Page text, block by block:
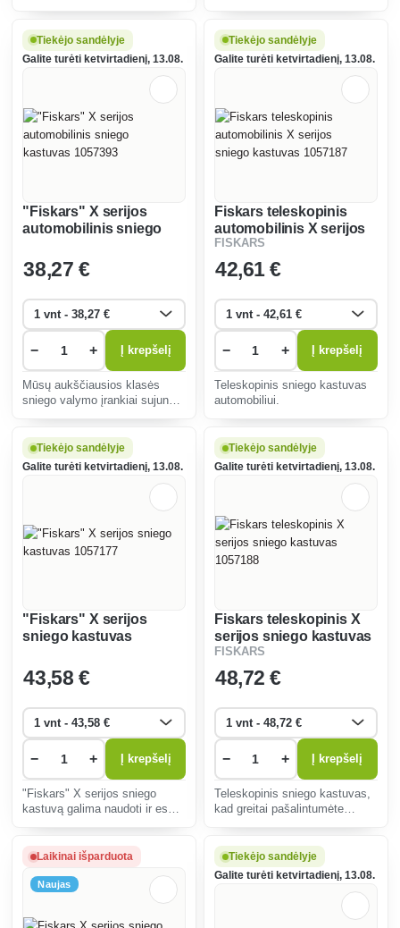
skirtas moterims. Lengva ir
patogu naudoti.
Tiekėjo sandėlyje
Galite turėti ketvirtadienį, 13.08.
"Fiskars" X serijos
automobilinis sniego
38,27 €
− + Į krepšelį
Mūsų aukščiausios klasės
sniego valymo įrankiai sujungia
patvarumu.
Tiekėjo sandėlyje
Galite turėti ketvirtadienį, 13.08.
Fiskars teleskopinis
automobilinis X serijos
sniego kastuvas
1057187
FISKARS
42,61 €
− + Į krepšelį
Teleskopinis sniego kastuvas
automobiliui.
Tiekėjo sandėlyje
Galite turėti ketvirtadienį, 13.08.
"Fiskars" X serijos
sniego kastuvas
43,58 €
− + Į krepšelį
"Fiskars" X serijos sniego
kastuvą galima naudoti ir esant
Tiekėjo sandėlyje
Galite turėti ketvirtadienį, 13.08.
Fiskars teleskopinis X
serijos sniego kastuvas
1057188
FISKARS
48,72 €
− + Į krepšelį
Teleskopinis sniego kastuvas,
kad greitai pašalintumėte
Laikinai išparduota
Naujas
Tiekėjo sandėlyje
Galite turėti ketvirtadienį, 13.08.